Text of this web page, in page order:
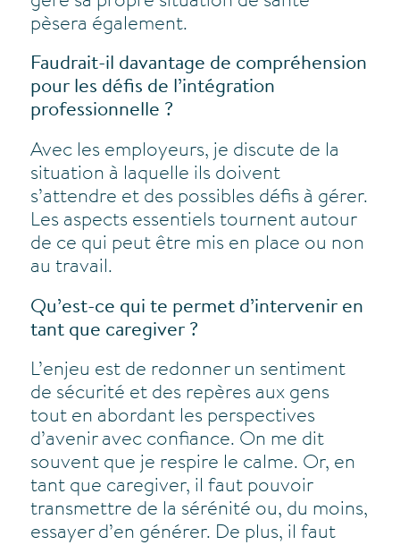
pèsera également.
Faudrait-il davantage de compréhension
pour les défis de l’intégration
professionnelle ?
Avec les employeurs, je discute de la
situation à laquelle ils doivent
s’attendre et des possibles défis à gérer.
Les aspects essentiels tournent autour
de ce qui peut être mis en place ou non
au travail.
Qu’est-ce qui te permet d’intervenir en
tant que caregiver ?
L’enjeu est de redonner un sentiment
de sécurité et des repères aux gens
tout en abordant les perspectives
d’avenir avec confiance. On me dit
souvent que je respire le calme. Or, en
tant que caregiver, il faut pouvoir
transmettre de la sérénité ou, du moins,
essayer d’en générer. De plus, il faut